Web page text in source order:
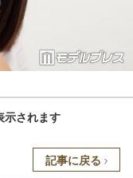
示されます
記事に戻る